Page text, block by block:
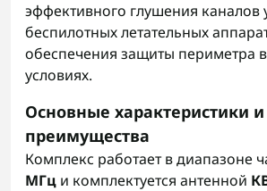
эффективного глушения каналов
беспилотных летательных
обеспечения защиты периметра
условиях.
Основные характеристики и
преимущества
Комплекс работает в диапазоне
МГц и комплектуется антенной